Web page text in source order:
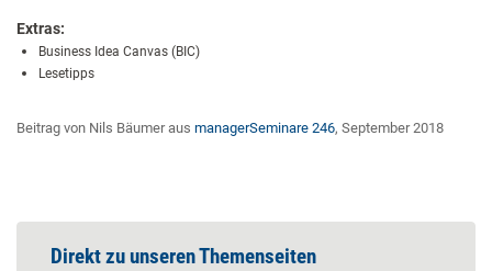
Extras:
Business Idea Canvas (BIC)
Lesetipps
Beitrag von Nils Bäumer aus managerSeminare 246, September 2018
Direkt zu unseren Themenseiten